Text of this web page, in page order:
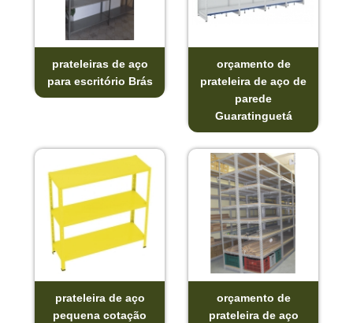
prateleiras de aço
para escritório Brás
orçamento de
prateleira de aço de
parede
Guaratinguetá
prateleira de aço
pequena cotação
orçamento de
prateleira de aço